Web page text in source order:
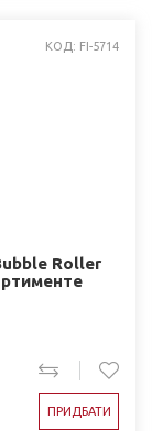
КОД: FI-5714
Roller
ПРИДБАТИ